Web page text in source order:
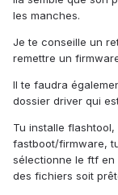
les manches.
Je te conseille un
remettre un
Il te faudra
dossier driver qui
Tu installe
fastboot/firmware,
sélectionne le ftf en
des fichiers soit